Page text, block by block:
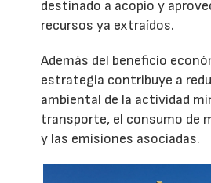
destinado a acopio y
recursos ya extraídos.
Además del beneficio
estrategia contribuye a
ambiental de la actividad
transporte, el consumo de
y las emisiones asociadas.